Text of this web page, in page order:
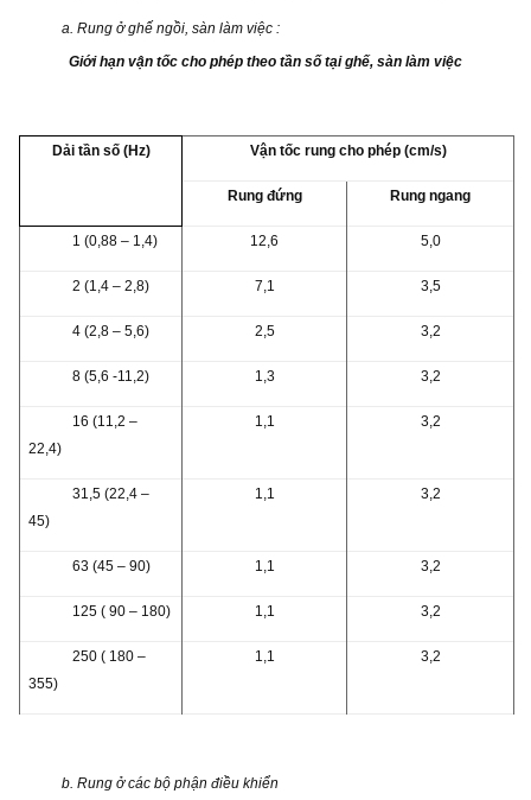
a. Rung ở ghế ngồi, sàn làm việc :
Giới hạn vận tốc cho phép theo tần sốtại ghế, sàn làm việc
Dải tần số (Hz) Vận tốc rung cho phép (cm/s)
Rung đứng Rung ngang
1 (0,88 – 1,4) 12,6 5,0
2 (1,4 – 2,8) 7,1 3,5
4 (2,8 – 5,6) 2,5 3,2
8 (5,6 -11,2) 1,3 3,2
16 (11,2 –
22,4)
1,1 3,2
31,5 (22,4 –
45)
1,1 3,2
63 (45 – 90) 1,1 3,2
125 ( 90 – 180) 1,1 3,2
250 ( 180 –
355)
1,1 3,2
b. Rung ở các bộ phận điều khiển